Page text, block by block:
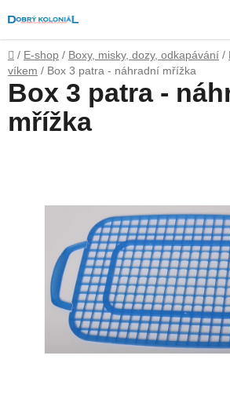
na
obsah
Domů
/ E-shop / Boxy, misky, dozy, odkapávání /
víkem / Box 3 patra - náhradní mřížka
Box 3 patra -
mřížka